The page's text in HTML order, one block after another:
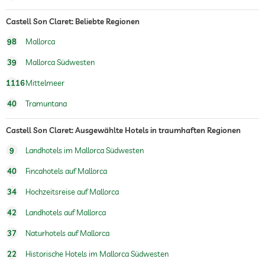
Castell Son Claret: Beliebte Regionen
98 Mallorca
39 Mallorca Südwesten
1116Mittelmeer
40 Tramuntana
Castell Son Claret: Ausgewählte Hotels in traumhaften Regionen
9 Landhotels im Mallorca Südwesten
40 Fincahotels auf Mallorca
34 Hochzeitsreise auf Mallorca
42 Landhotels auf Mallorca
37 Naturhotels auf Mallorca
22 Historische Hotels im Mallorca Südwesten